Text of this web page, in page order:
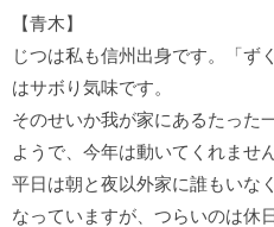
【青木】
じつは私も信州出身です。「ず
はサボり気味です。
そのせいか我が家にあるたった
ようで、今年は動いてくれませ
平日は朝と夜以外家に誰もいな
なっていますが、つらいのは休